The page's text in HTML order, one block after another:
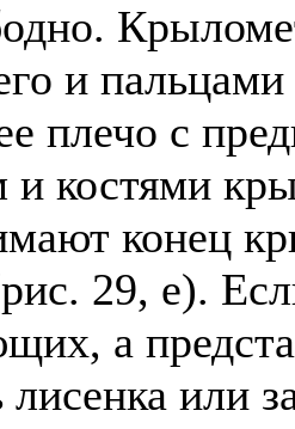
и
плечо с
и костями
конец
29, е).
а
лисенка или